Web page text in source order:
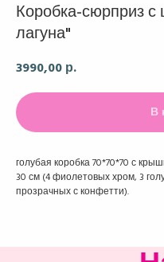
Коробка-сюрприз
лагуна"
3990,00 р.
В
голубая коробка 70*70*70 с
30 см (4 фиолетовых хром, 3
прозрачных с конфетти).